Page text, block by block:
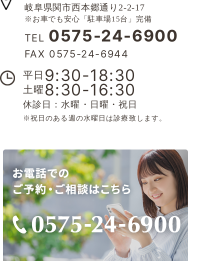
岐阜県関市西本郷通り2-2-17
※お車でも安心「駐車場15台」完備
TEL 0575-24-6900
FAX 0575-24-6944
平日 9:30-18:30
土曜 8:30-16:30
休診日：水曜・日曜・祝日
※祝日のある週の水曜日は診療致します。